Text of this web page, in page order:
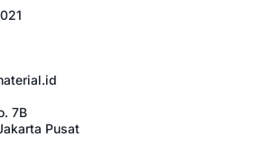
7B
Pusat